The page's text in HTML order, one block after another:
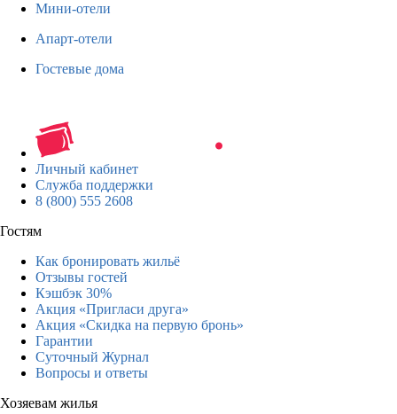
Мини-отели
Апарт-отели
Гостевые дома
Личный кабинет
Служба поддержки
8 (800) 555 2608
Гостям
Как бронировать жильё
Отзывы гостей
Кэшбэк 30%
Акция «Пригласи друга»
Акция «Скидка на первую бронь»
Гарантии
Суточный Журнал
Вопросы и ответы
Хозяевам жилья